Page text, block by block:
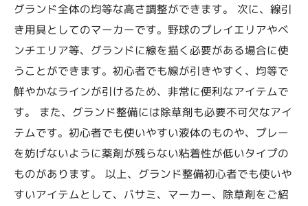
グランド全体の均等な高さ調整ができます。 次に、線引
き用具としてのマーカーです。野球のプレイエリアやベ
ンチエリア等、グランドに線を描く必要がある場合に使
うことができます。初心者でも線が引きやすく、均等で
鮮やかなラインが引けるため、非常に便利なアイテムで
す。 また、グランド整備には除草剤も必要不可欠なアイ
テムです。初心者でも使いやすい液体のものや、プレー
を妨げないように薬剤が残らない粘着性が低いタイプの
ものがあります。 以上、グランド整備初心者でも使いや
すいアイテムとして、バサミ、マーカー、除草剤をご紹